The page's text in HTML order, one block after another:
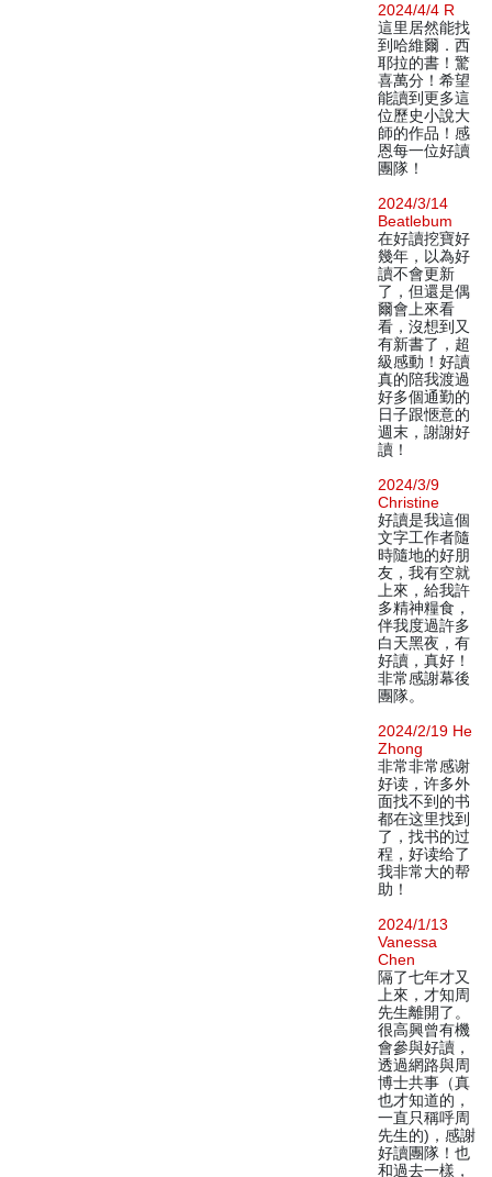
2024/4/4 R
這里居然能找
到哈維爾．西
耶拉的書！驚
喜萬分！希望
能讀到更多這
位歷史小說大
師的作品！感
恩每一位好讀
團隊！
2024/3/14
Beatlebum
在好讀挖寶好
幾年，以為好
讀不會更新
了，但還是偶
爾會上來看
看，沒想到又
有新書了，超
級感動！好讀
真的陪我渡過
好多個通勤的
日子跟愜意的
週末，謝謝好
讀！
2024/3/9
Christine
好讀是我這個
文字工作者隨
時隨地的好朋
友，我有空就
上來，給我許
多精神糧食，
伴我度過許多
白天黑夜，有
好讀，真好！
非常感謝幕後
團隊。
2024/2/19 He
Zhong
非常非常感谢
好读，许多外
面找不到的书
都在这里找到
了，找书的过
程，好读给了
我非常大的帮
助！
2024/1/13
Vanessa
Chen
隔了七年才又
上來，才知周
先生離開了。
很高興曾有機
會參與好讀，
透過網路與周
博士共事（真
也才知道的，
一直只稱呼周
先生的)，感謝
好讀團隊！也
和過去一樣，